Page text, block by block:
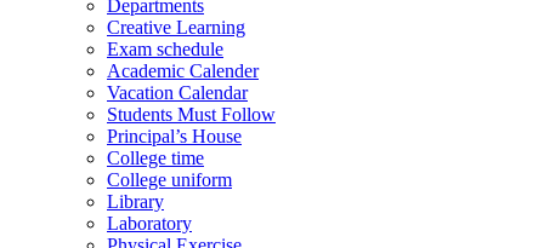
Departments
Creative Learning
Exam schedule
Academic Calender
Vacation Calendar
Students Must Follow
Principal’s House
College time
College uniform
Library
Laboratory